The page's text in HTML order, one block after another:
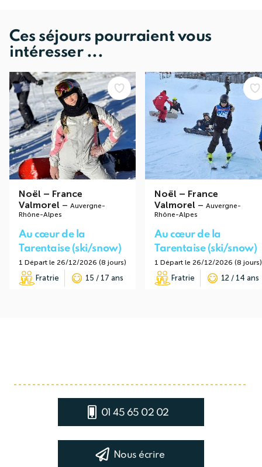
Ces séjours pourraient vous
intéresser ...
Noël – France
Valmorel – Auvergne-
Rhône-Alpes
Au cœur de la
Tarentaise (ski/snow)
1 Départ le 26/12/2026 (8 jours)
Fratrie 15 / 17 ans
Noël – France
Valmorel – Auvergne-
Rhône-Alpes
Au cœur de la
Tarentaise (ski/snow)
1 Départ le 26/12/2026 (8 jours)
Fratrie 12 / 14 ans
01 45 65 02 02
Nous écrire